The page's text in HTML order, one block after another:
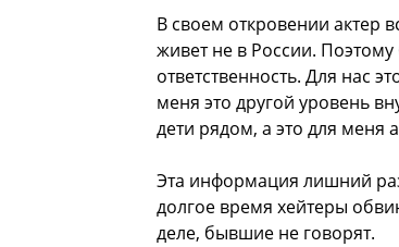
В своем откровении актер
живет не в России.
ответственность. Для нас
меня это другой уровень
дети рядом, а это для
Эта информация лишний
долгое время хейтеры
деле, бывшие не говорят.